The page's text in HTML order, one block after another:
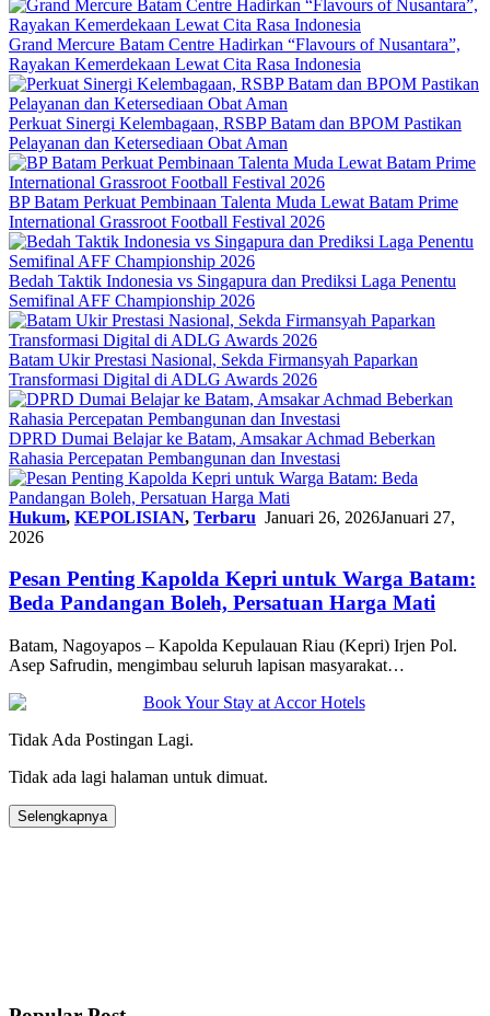
Grand Mercure Batam Centre Hadirkan “Flavours of Nusantara”,
Rayakan Kemerdekaan Lewat Cita Rasa Indonesia
Perkuat Sinergi Kelembagaan, RSBP Batam dan BPOM Pastikan
Pelayanan dan Ketersediaan Obat Aman
BP Batam Perkuat Pembinaan Talenta Muda Lewat Batam Prime
International Grassroot Football Festival 2026
Bedah Taktik Indonesia vs Singapura dan Prediksi Laga Penentu
Semifinal AFF Championship 2026
Batam Ukir Prestasi Nasional, Sekda Firmansyah Paparkan
Transformasi Digital di ADLG Awards 2026
DPRD Dumai Belajar ke Batam, Amsakar Achmad Beberkan
Rahasia Percepatan Pembangunan dan Investasi
Hukum, KEPOLISIAN, Terbaru Januari 26, 2026Januari 27,
2026
Pesan Penting Kapolda Kepri untuk Warga Batam:
Beda Pandangan Boleh, Persatuan Harga Mati
Batam, Nagoyapos – Kapolda Kepulauan Riau (Kepri) Irjen Pol.
Asep Safrudin, mengimbau seluruh lapisan masyarakat…
Tidak Ada Postingan Lagi.
Tidak ada lagi halaman untuk dimuat.
Selengkapnya